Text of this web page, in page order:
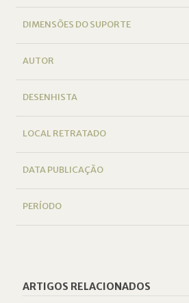
DIMENSÕES DO SUPORTE
AUTOR
DESENHISTA
LOCAL RETRATADO
DATA PUBLICAÇÃO
PERÍODO
ARTIGOS RELACIONADOS